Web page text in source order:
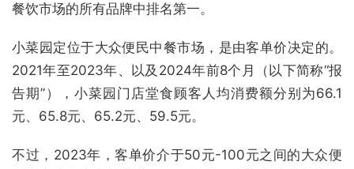
餐饮市场的所有品牌中排名第一。
小菜园定位于大众便民中餐市场，是由客单价决定的。
2021年至2023年、以及2024年前8个月（以下简称“报
告期”），小菜园门店堂食顾客人均消费额分别为66.1
元、65.8元、65.2元、59.5元。
不过，2023年，客单价介于50元-100元之间的大众便